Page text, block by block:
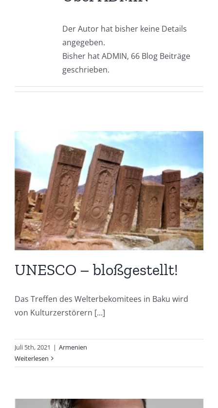
Der Autor hat bisher keine Details
angegeben.
Bisher hat ADMIN, 66 Blog Beiträge
geschrieben.
UNESCO – bloßgestellt!
Das Treffen des Welterbekomitees in Baku wird
von Kulturzerstörern [...]
Juli 5th, 2021 | Armenien
Weiterlesen